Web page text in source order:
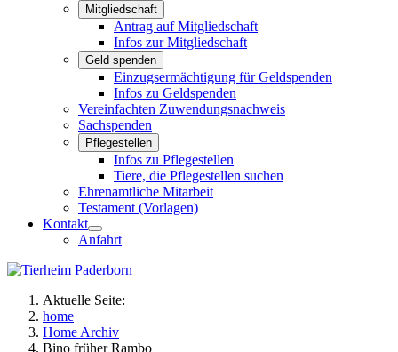
Mitgliedschaft
Antrag auf Mitgliedschaft
Infos zur Mitgliedschaft
Geld spenden
Einzugsermächtigung für Geldspenden
Infos zu Geldspenden
Vereinfachten Zuwendungsnachweis
Sachspenden
Pflegestellen
Infos zu Pflegestellen
Tiere, die Pflegestellen suchen
Ehrenamtliche Mitarbeit
Testament (Vorlagen)
Kontakt
Anfahrt
Aktuelle Seite:
home
Home Archiv
Bino früher Rambo